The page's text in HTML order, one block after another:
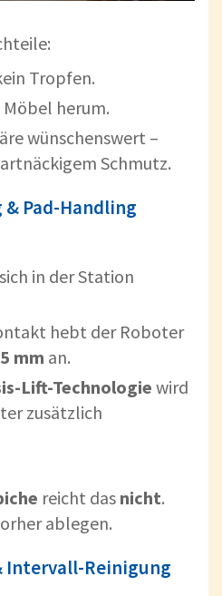
Tropfen.
Möbel herum.
wünschenswert –
Schmutz.
Pad-Handling
in der Station
hebt der Roboter
mm an.
Lift-Technologiewird
zusätzlich
reicht das nicht.
ablegen.
Intervall-Reinigung